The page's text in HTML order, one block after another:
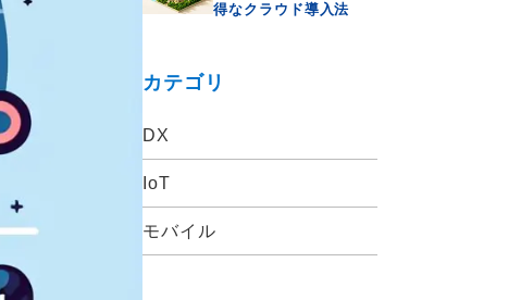
得なクラウド導入法
カテゴリ
DX
IoT
モバイル